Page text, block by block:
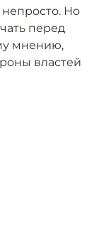
Но
перед
мнению,
властей